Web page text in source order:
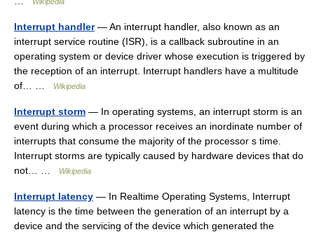
Interrupt handler— An interrupt handler, also known as an
interrupt service routine (ISR), is a callback subroutine in an
operating system or device driver whose execution is triggered by
the reception of an interrupt. Interrupt handlers have a multitude
of… …
Wikipedia
Interrupt storm — In operating systems, an interrupt storm is an
event during which a processor receives an inordinate number of
interrupts that consume the majority of the processor s time.
Interrupt storms are typically caused by hardware devices that do
not… …
Wikipedia
Interrupt latency — In Realtime Operating Systems, Interrupt
latency is the time between the generation of an interrupt by a
device and the servicing of the device which generated the